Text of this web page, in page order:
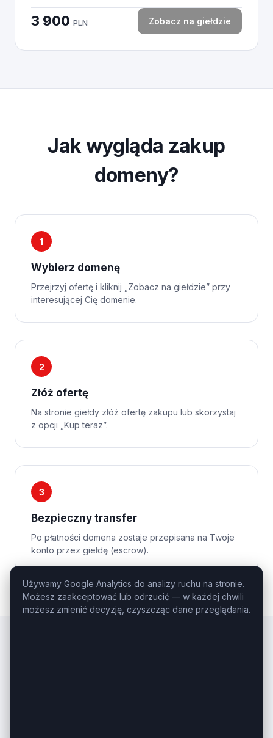
3 900 PLN Zobacz na giełdzie
Jak wygląda zakup
domeny?
1
Wybierz domenę
Przejrzyj ofertę i kliknij „Zobacz na giełdzie” przy
interesującej Cię domenie.
2
Złóż ofertę
Na stronie giełdy złóż ofertę zakupu lub skorzystaj
z opcji „Kup teraz”.
3
Bezpieczny transfer
Po płatności domena zostaje przepisana na Twoje
konto przez giełdę (escrow).
Używamy Google Analytics do analizy ruchu na stronie.
Możesz zaakceptować lub odrzucić — w każdej chwili
możesz zmienić decyzję, czyszcząc dane przeglądania.